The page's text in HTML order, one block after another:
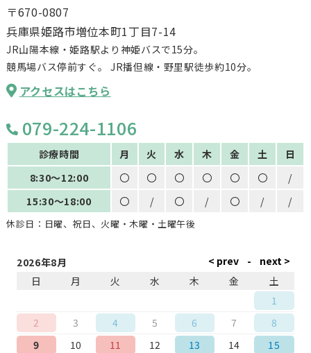
〒670-0807
兵庫県姫路市増位本町1丁目7-14
JR山陽本線・姫路駅より神姫バスで15分。
競馬場バス停前すぐ。
JR播但線・野里駅徒歩約10分。
アクセスはこちら
079-224-1106
診療時間 月 火 水 木 金 土
日
8:30～12:00
〇 〇 〇 〇 〇 〇
/
15:30～18:00
〇 / 〇 / 〇 / /
休診日：日曜、祝日、火曜・木曜・土曜午後
2026年8月
日
月 火 水 木 金
土
1
2
3 4 5 6 7
8
9
10 11 12 13 14
15